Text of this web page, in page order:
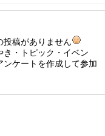
投稿がありません
き・トピック・イベン
ンケートを作成して参加